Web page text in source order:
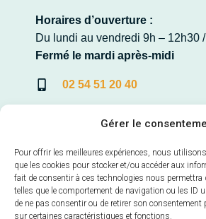
Gérer le
Pour offrir les meilleures expériences, nous
que les cookies pour stocker et/ou accéder aux
fait de consentir à ces technologies nous permettra
telles que le comportement de navigation ou les ID
de ne pas consentir ou de retirer son
sur certaines caractéristiques et fonctions.
Horaires d’ouverture :
Du lundi au vendredi 9h – 12h30
Fermé le mardi après-midi
02 54 51 20 40
Mairie annexe de Veuves
22, Avenue de la Loire – Veuves
41150 Veuzain-sur-Loire